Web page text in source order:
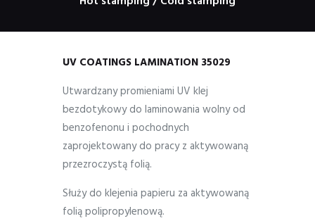
samoprzylepnych
Kontakt
Kariera
UV COATINGS LAMINATION 35029
Utwardzany promieniami UV klej
bezdotykowy do laminowania wolny od
benzofenonu i pochodnych
zaprojektowany do pracy z aktywowaną
przezroczystą folią.
Służy do klejenia papieru za aktywowaną
folią polipropylenową.